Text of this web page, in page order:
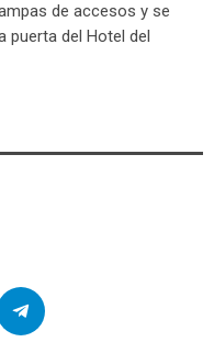
de accesos y se
puerta del Hotel del